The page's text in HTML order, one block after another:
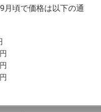
月頃で価格は以下の通